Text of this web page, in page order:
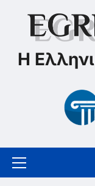
Η
Primary